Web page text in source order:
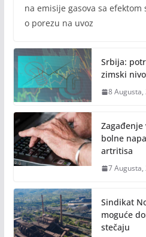
na emisije gasova sa efektom
o porezu na uvoz
Srbija:
zimski nivo
8 Augusta,
Zagađenje
bolne
artritisa
7 Augusta,
Sindikat
moguće
stečaju